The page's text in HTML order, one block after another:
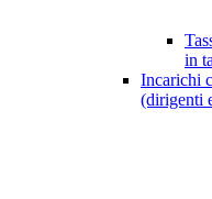
in
Incarichi
(dirigenti